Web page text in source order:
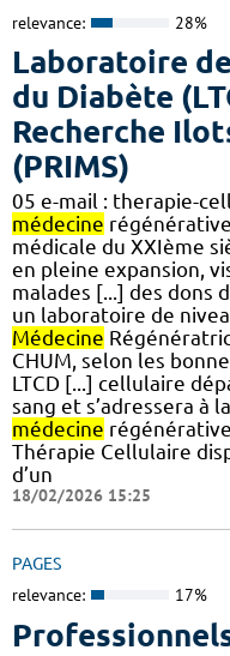
relevance: 28%
Laboratoire
du Diabète
Recherche
(PRIMS)
05 e-mail : therapie-
médecine
médicale du XXIème
en pleine expansion,
malades [...] des dons
un laboratoire de
Médecine
CHUM, selon les
LTCD [...] cellulaire
sang et s’adressera à
médecine
Thérapie Cellulaire
d’un
18/02/2026 15:25
PAGES
relevance: 17%